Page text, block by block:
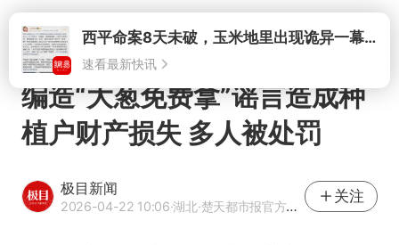
打开西平命案8天未破，玉米地里出现诡异一幕，我突然想起了欧金中
速看最新快讯
编造“大葱免费拿”谣言造成种
植户财产损失 多人被处罚
极目新闻
2026-04-22 10:06·湖北·楚天都市报官方网易号
关注